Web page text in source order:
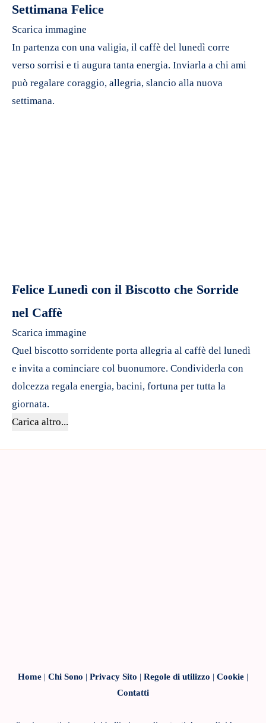
Settimana Felice
Scarica immagine
In partenza con una valigia, il caffè del lunedì corre
verso sorrisi e ti augura tanta energia. Inviarla a chi ami
può regalare coraggio, allegria, slancio alla nuova
settimana.
Felice Lunedì con il Biscotto che Sorride
nel Caffè
Scarica immagine
Quel biscotto sorridente porta allegria al caffè del lunedì
e invita a cominciare col buonumore. Condividerla con
dolcezza regala energia, bacini, fortuna per tutta la
giornata.
Carica altro...
Home | Chi Sono | Privacy Sito | Regole di utilizzo | Cookie |
Contatti